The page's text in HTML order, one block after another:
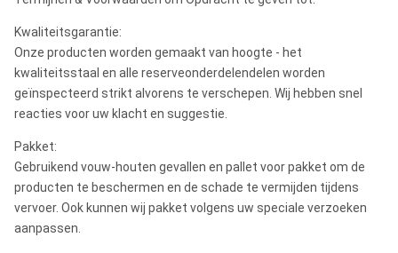
Kwaliteitsgarantie:
Onze producten worden gemaakt van hoogte - het
kwaliteitsstaal en alle reserveonderdelendelen worden
geïnspecteerd strikt alvorens te verschepen. Wij hebben snel
reacties voor uw klacht en suggestie.
Pakket:
Gebruikend vouw-houten gevallen en pallet voor pakket om de
producten te beschermen en de schade te vermijden tijdens
vervoer. Ook kunnen wij pakket volgens uw speciale verzoeken
aanpassen.